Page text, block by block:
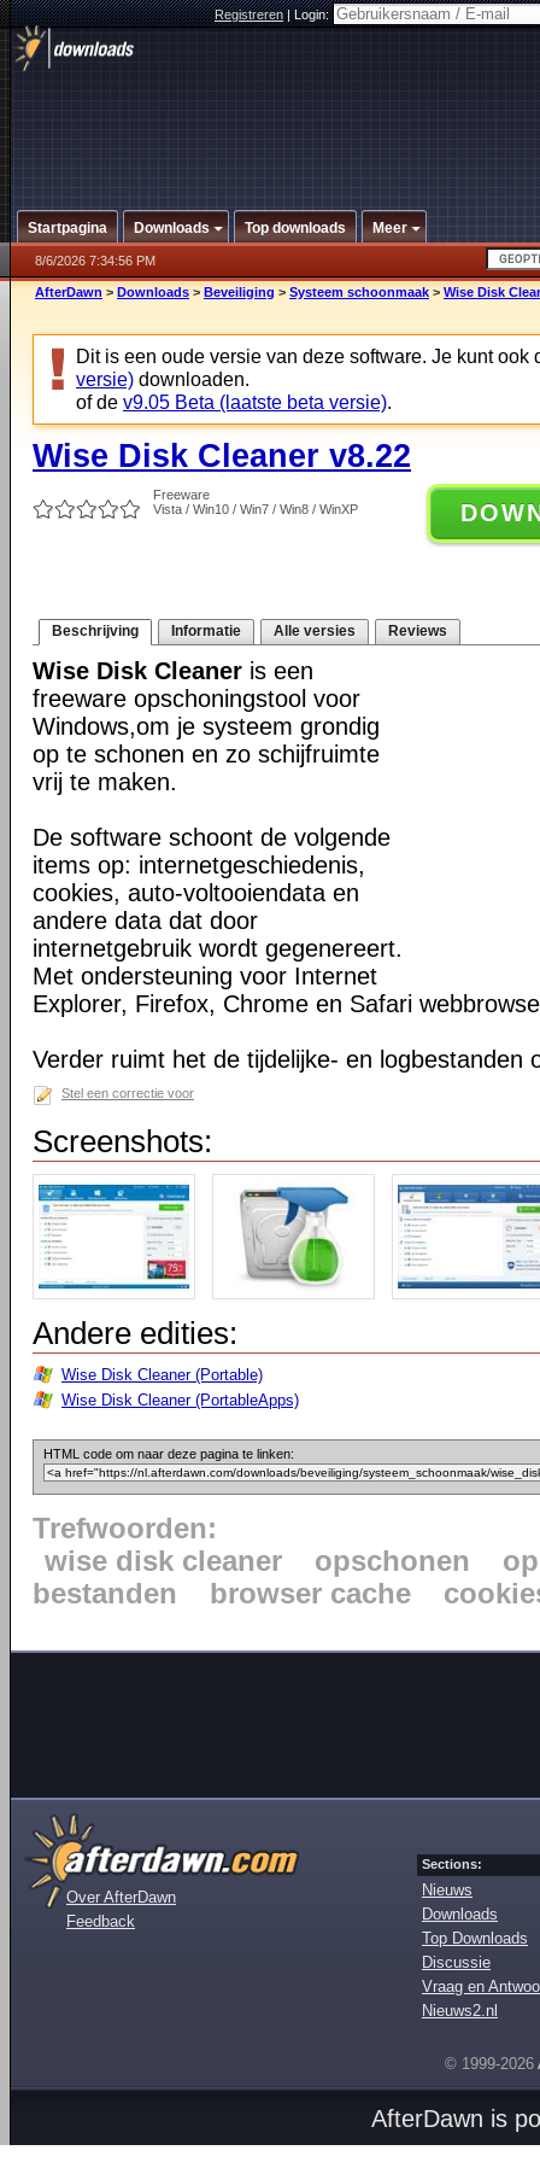
Registreren|Login:
Startpagina Downloads Top downloads Meer
8/6/2026 7:34:56 PM
AfterDawn > Downloads > Beveiliging > Systeem schoonmaak > Wise Disk
Dit is een oude versie van deze software. Je kunt ook
versie) downloaden.
of de v9.05 Beta (laatste beta versie).
Wise Disk Cleaner v8.22
Freeware
Vista / Win10 / Win7 / Win8 / WinXP
Beschrijving Informatie Alle versies Reviews
Wise Disk Cleaner is een
freeware opschoningstool voor
Windows,om je systeem grondig
op te schonen en zo schijfruimte
vrij te maken.
De software schoont de volgende
items op: internetgeschiedenis,
cookies, auto-voltooiendata en
andere data dat door
internetgebruik wordt gegenereert.
Met ondersteuning voor Internet
Explorer, Firefox, Chrome en Safari
Verder ruimt het de tijdelijke- en logbestanden
Stel een correctie voor
Screenshots:
Andere edities:
Wise Disk Cleaner (Portable)
Wise Disk Cleaner (PortableApps)
HTML code om naar deze pagina te linken:
Trefwoorden:
wise disk cleaner
opschonen
bestanden
browser cache
Over AfterDawn
Feedback
Sections:
Nieuws
Downloads
Top Downloads
Discussie
Vraag en
Nieuws2.nl
© 1999-2026
AfterDawn is